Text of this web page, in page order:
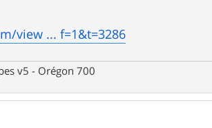
view ... f=1&t=3286
v5 - Orégon 700